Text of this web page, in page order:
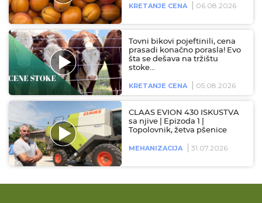
KRETANJE CENA 06.08.2026
Tovni bikovi pojeftinili, cena
prasadi konačno porasla! Evo
šta se dešava na tržištu
stoke…
KRETANJE CENA 05.08.2026
CLAAS EVION 430 ISKUSTVA
sa njive | Epizoda 1 |
Topolovnik, žetva pšenice
MEHANIZACIJA 31.07.2026